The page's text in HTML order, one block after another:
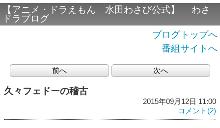
【アニメ・ドラえもん 水田わさび公式】 わさ
ドラブログ
ブログトップへ
番組サイトへ
前へ 次へ
久々フェドーの稽古
2015年09月12日 11:00
コメント(2)